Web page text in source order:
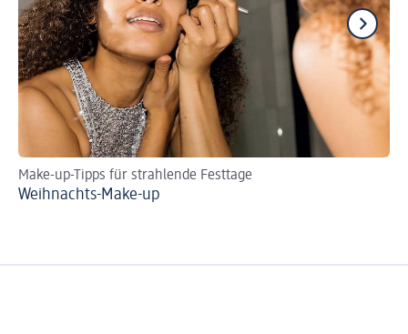
Make-up-Tipps für strahlende Festtage
Weihnachts-Make-up